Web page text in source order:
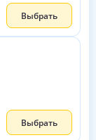
Выбрать
Выбрать